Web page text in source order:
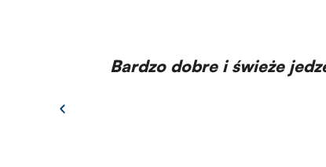
Bardzo dobre i świeże